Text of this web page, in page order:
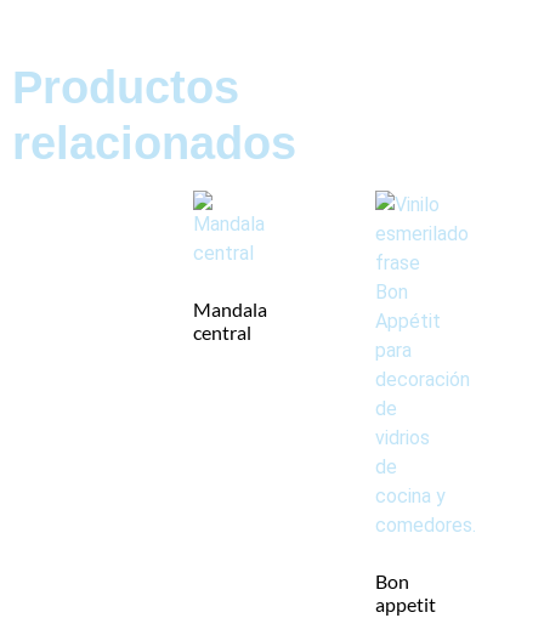
Productos
relacionados
Mandala
central
Bon
appetit